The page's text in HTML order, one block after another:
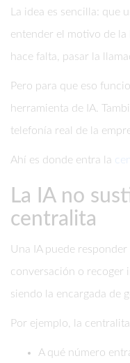
La idea es sencilla: que
entender el motivo de la
hace falta, pasar la
Pero para que eso
herramienta de IA.
telefonía real de la
Ahí es donde entra la
La IA no
centralita
Una IA puede
conversación o recoger
siendo la encargada de
Por ejemplo, la
A qué número